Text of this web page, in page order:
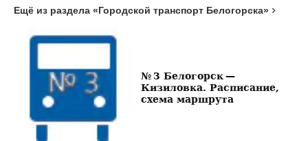
Ещё из раздела «Городской транспорт Белогорска»
№ 3 Белогорск —
Кизиловка. Расписание,
схема маршрута